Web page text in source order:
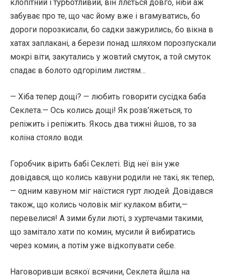
клопітний і турботливий, він ллється довго, ніби аж
забуває про те, що час йому вже і вгамуватись, бо
дороги порозкисали, бо садки зажурились, бо вікна в
хатах заплакані, а берези понад шляхом порозпускали
мокрі віти, закутались у жовтий смуток, а той смуток
спадає в болото одгорілим листям…
— Хіба тепер дощі? — любить говорити сусідка баба
Секлета.— Ось колись дощі! Як розв’яжеться, то
репіжить і репіжить. Якось два тижні йшов, то за
коліна стояло води.
Горобчик вірить бабі Секлеті. Від неї він уже
довідався, що колись кавуни родили не такі, як тепер,
— одним кавуном міг наїстися гурт людей. Довідався
також, що колись чоловік міг кулаком вбити,—
перевелися! А зими були люті, з хуртечами такими,
що замітало хати по комин, мусили й вибиратись
через комин, а потім уже відкопувати себе.
Наговоривши всякої всячини, Секлета йшла на